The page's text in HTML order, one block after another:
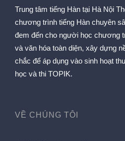
Trung tâm tiếng Hàn tại Hà Nội
chương trình tiếng Hàn chuyên
đem đến cho người học chương
và văn hóa toàn diện, xây dựng
chắc để áp dụng vào sinh hoạt
học và thi TOPIK.
VỀ CHÚNG TÔI